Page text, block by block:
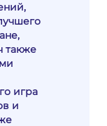
также
игра
и